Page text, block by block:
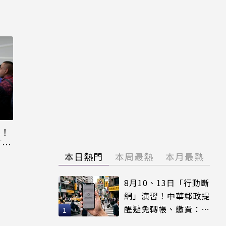
本日熱門 本周最熱 本月最熱
8月10、13日「行動斷
網」演習！中華郵政提
醒避免轉帳、繳費：務